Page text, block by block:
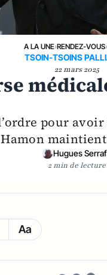
A LA UNE›RENDEZ-VOUS›
TSOIN-TSOINS
22 mars 2025
pour
Hugues Serraf
2 min de lecture
Aa